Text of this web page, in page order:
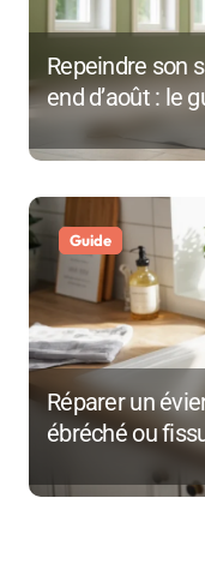
Repeindre son
end d’août : le
une rentrée
Guide
Réparer un
ébréché ou
selon